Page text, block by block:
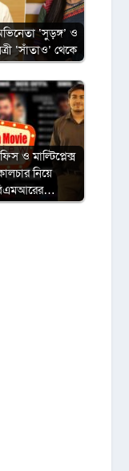
‘সুড়ঙ্গ’ ও
‘সাঁতাও’ থেকে
ও মাল্টিপ্লেক্স
নিয়ে